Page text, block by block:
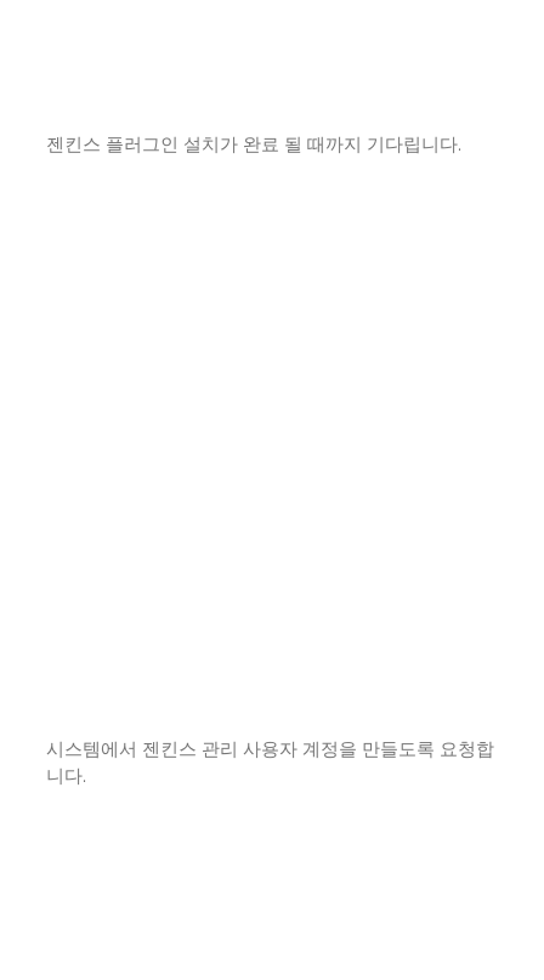
젠킨스 플러그인 설치가 완료 될 때까지 기다립니다.
시스템에서 젠킨스 관리 사용자 계정을 만들도록 요청합
니다.